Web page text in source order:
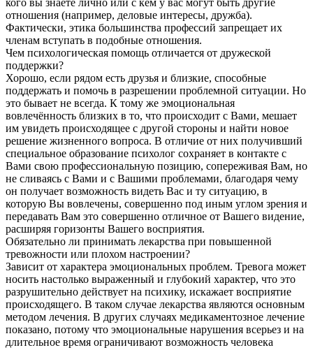
кого вы знаете лично или с кем у вас могут быть другие
отношения (например, деловые интересы, дружба).
Фактически, этика большинства профессий запрещает их
членам вступать в подобные отношения.
Чем психологическая помощь отличается от дружеской
поддержки?
Хорошо, если рядом есть друзья и близкие, способные
поддержать и помочь в разрешении проблемной ситуации. Но
это бывает не всегда. К тому же эмоциональная
вовлечённость близких в то, что происходит с Вами, мешает
им увидеть происходящее с другой стороны и найти новое
решение жизненного вопроса. В отличие от них получивший
специальное образование психолог сохраняет в контакте с
Вами свою профессиональную позицию, сопереживая Вам, но
не сливаясь с Вами и с Вашими проблемами, благодаря чему
он получает возможность видеть Вас и ту ситуацию, в
которую Вы вовлечены, совершенно под иным углом зрения и
передавать Вам это совершенно отличное от Вашего видение,
расширяя горизонты Вашего восприятия.
Обязательно ли принимать лекарства при повышенной
тревожности или плохом настроении?
Зависит от характера эмоциональных проблем. Тревога может
носить настолько выраженный и глубокий характер, что это
разрушительно действует на психику, искажает восприятие
происходящего. В таком случае лекарства являются основным
методом лечения. В других случаях медикаментозное лечение
показано, потому что эмоциональные нарушения всерьез и на
длительное время ограничивают возможность человека